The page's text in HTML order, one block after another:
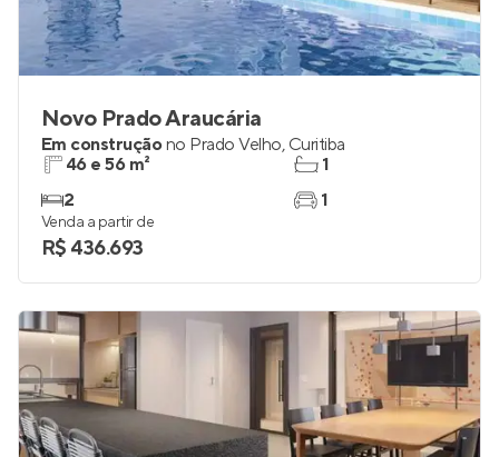
Novo Prado Araucária
Em construçãono Prado Velho, Curitiba
46 e 56 m²
2
1
1
Venda a partir de
R$ 436.693